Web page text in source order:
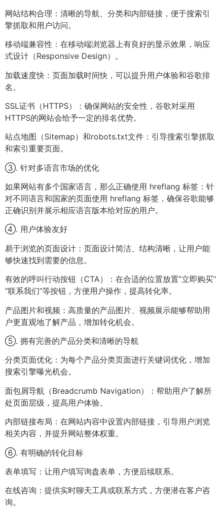
网站结构合理：清晰的导航、分类和内部链接，便于搜索引
擎抓取和用户访问。
移动端兼容性：在移动端浏览器上有良好的显示效果，响应
式设计（Responsive Design）。
加载速度快：页面加载时间快，可以提升用户体验和谷歌排
名。
SSL证书（HTTPS）：确保网站的安全性，谷歌对采用
HTTPS的网站会给予一定的排名优势。
站点地图（Sitemap）和robots.txt文件：引导搜索引擎抓取
和索引重要页面。
③. 针对多语言市场的优化
如果网站有多个国家语言，那么正确使用 hreflang 标签：针
对不同语言和国家的页面使用 hreflang 标签，确保谷歌能够
正确识别并展示相应语言版本给对应的用户。
④. 用户体验友好
易于浏览的页面设计：页面设计简洁、结构清晰，让用户能
够快速找到需要的信息。
有效的呼叫行动按钮（CTA）：在合适的位置放置“立即购买”
“联系我们”等按钮，方便用户操作，提高转化率。
产品图片和视频：高质量的产品图片、视频展示能够帮助用
户更直观地了解产品，增加转化机会。
⑤. 拥有完善的产品分类和清晰的导航
分类页面优化：为每个产品分类页面进行关键词优化，增加
搜索引擎曝光机会。
面包屑导航（Breadcrumb Navigation）：帮助用户了解所
处页面层级，提高用户体验。
内部链接布局：在网站内容中设置内部链接，引导用户浏览
相关内容，并提升网站整体权重。
⑥. 有明确的转化目标
表单填写：让用户填写询盘表单，方便后续联系。
在线咨询：提供实时聊天工具或联系方式，方便潜在客户咨
询。